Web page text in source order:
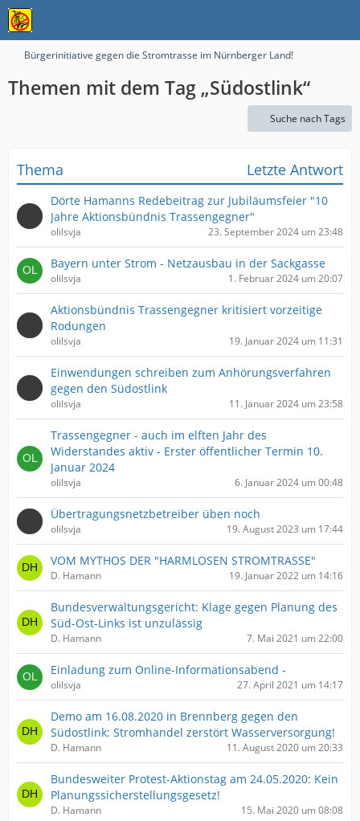
Bürgerinitiative gegen die Stromtrasse im Nürnberger Land!
Themen mit dem Tag „Südostlink“
Suche nach Tags
Thema Letzte Antwort
Dörte Hamanns Redebeitrag zur Jubiläumsfeier "10
Jahre Aktionsbündnis Trassengegner"
olilsvja 23. September 2024 um 23:48
Bayern unter Strom - Netzausbau in der Sackgasse
olilsvja 1. Februar 2024 um 20:07
Aktionsbündnis Trassengegner kritisiert vorzeitige
Rodungen
olilsvja 19. Januar 2024 um 11:31
Einwendungen schreiben zum Anhörungsverfahren
gegen den Südostlink
olilsvja 11. Januar 2024 um 23:58
Trassengegner - auch im elften Jahr des
Widerstandes aktiv - Erster öffentlicher Termin 10.
Januar 2024
olilsvja 6. Januar 2024 um 00:48
Übertragungsnetzbetreiber üben noch
olilsvja 19. August 2023 um 17:44
VOM MYTHOS DER "HARMLOSEN STROMTRASSE"
D. Hamann 19. Januar 2022 um 14:16
Bundesverwaltungsgericht: Klage gegen Planung des
Süd-Ost-Links ist unzulässig
D. Hamann 7. Mai 2021 um 22:00
Einladung zum Online-Informationsabend -
olilsvja 27. April 2021 um 14:17
Demo am 16.08.2020 in Brennberg gegen den
Südostlink: Stromhandel zerstört Wasserversorgung!
D. Hamann 11. August 2020 um 20:33
Bundesweiter Protest-Aktionstag am 24.05.2020: Kein
Planungssicherstellungsgesetz!
D. Hamann 15. Mai 2020 um 08:08